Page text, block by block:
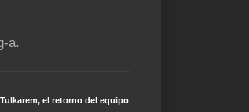
a.
el retorno del equipo